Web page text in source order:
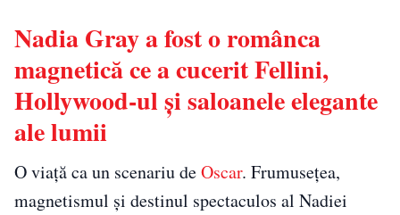
Nadia Gray a fost o românca
magnetică ce a cucerit Fellini,
Hollywood-ul și saloanele elegante
ale lumii
O viață ca un scenariu deOscar. Frumusețea,
magnetismul și destinul spectaculos al Nadiei